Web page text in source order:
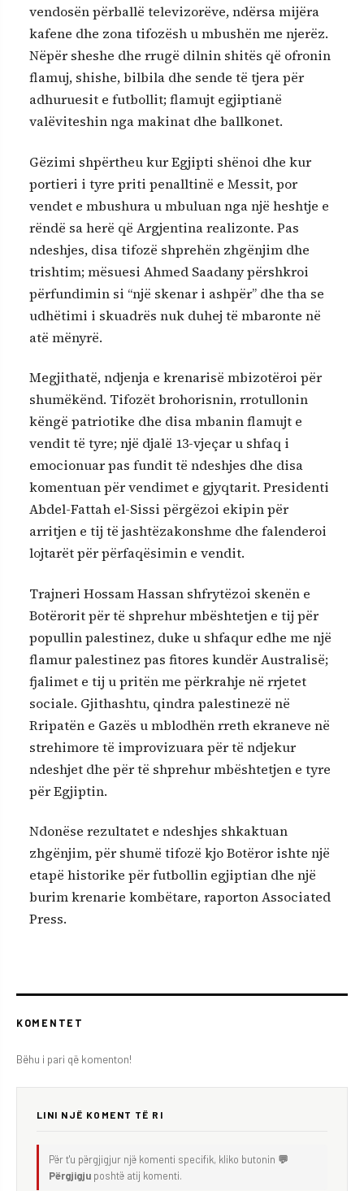
vendosën përballë televizorëve, ndërsa mijëra
kafene dhe zona tifozësh u mbushën me njerëz.
Nëpër sheshe dhe rrugë dilnin shitës që ofronin
flamuj, shishe, bilbila dhe sende të tjera për
adhuruesit e futbollit; flamujt egjiptianë
valëviteshin nga makinat dhe ballkonet.
Gëzimi shpërtheu kur Egjipti shënoi dhe kur
portieri i tyre priti penalltinë e Messit, por
vendet e mbushura u mbuluan nga një heshtje e
rëndë sa herë që Argjentina realizonte. Pas
ndeshjes, disa tifozë shprehën zhgënjim dhe
trishtim; mësuesi Ahmed Saadany përshkroi
përfundimin si “një skenar i ashpër” dhe tha se
udhëtimi i skuadrës nuk duhej të mbaronte në
atë mënyrë.
Megjithatë, ndjenja e krenarisë mbizotëroi për
shumëkënd. Tifozët brohorisnin, rrotullonin
këngë patriotike dhe disa mbanin flamujt e
vendit të tyre; një djalë 13-vjeçar u shfaq i
emocionuar pas fundit të ndeshjes dhe disa
komentuan për vendimet e gjyqtarit. Presidenti
Abdel-Fattah el-Sissi përgëzoi ekipin për
arritjen e tij të jashtëzakonshme dhe falenderoi
lojtarët për përfaqësimin e vendit.
Trajneri Hossam Hassan shfrytëzoi skenën e
Botërorit për të shprehur mbështetjen e tij për
popullin palestinez, duke u shfaqur edhe me një
flamur palestinez pas fitores kundër Australisë;
fjalimet e tij u pritën me përkrahje në rrjetet
sociale. Gjithashtu, qindra palestinezë në
Rripatën e Gazës u mblodhën rreth ekraneve në
strehimore të improvizuara për të ndjekur
ndeshjet dhe për të shprehur mbështetjen e tyre
për Egjiptin.
Ndonëse rezultatet e ndeshjes shkaktuan
zhgënjim, për shumë tifozë kjo Botëror ishte një
etapë historike për futbollin egjiptian dhe një
burim krenarie kombëtare, raporton Associated
Press.
KOMENTET
Bëhu i pari që komenton!
LINI NJË KOMENT TË RI
Për t'u përgjigjur një komenti specifik, kliko butonin 💬
Përgjigju poshtë atij komenti.